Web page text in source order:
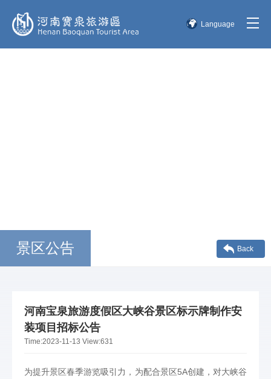
Language
景区公告 Back
河南宝泉旅游度假区大峡谷景区标示牌制作安
装项目招标公告
Time:2023-11-13 View:631
为提升景区春季游览吸引力，为配合景区5A创建，对大峡谷